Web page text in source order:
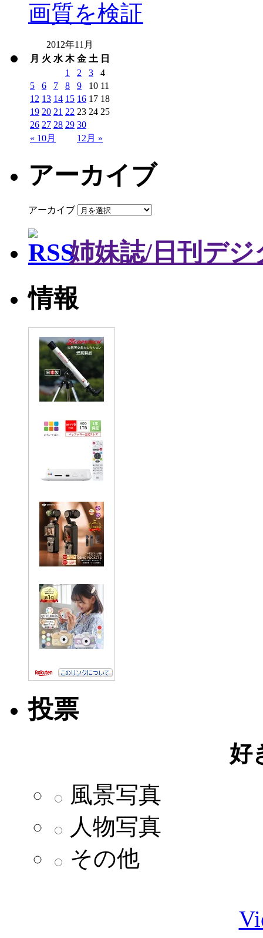
画質を検証
2012年11月
月 火 水 木 金 土 日
« 10月 12月 »
1 2 3
4
5
6 7 8 9 10 11
12 13 14 15 16 17 18
19 20 21 22 23 24 25
26 27 28 29 30
アーカイブ
アーカイブ
姉妹誌/日刊デジ
情報
投票
好
風景写真
人物写真
その他